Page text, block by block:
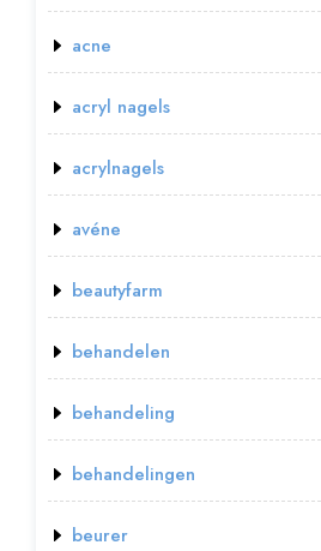
acne
acryl nagels
acrylnagels
avéne
beautyfarm
behandelen
behandeling
behandelingen
beurer